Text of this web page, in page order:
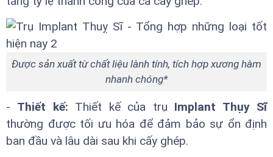
Được sản xuất từ chất liệu lành tính, tích hợp xương hàm
nhanh chóng*
- Thiết kế: Thiết kế của trụ Implant Thụy Sĩ
thường được tối ưu hóa để đảm bảo sự ổn định
ban đầu và lâu dài sau khi cấy ghép.